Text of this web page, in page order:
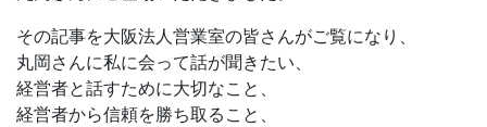
その記事を大阪法人営業室の皆さんがご覧になり、
丸岡さんに私に会って話が聞きたい、
経営者と話すために大切なこと、
経営者から信頼を勝ち取ること、